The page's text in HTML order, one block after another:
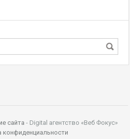
сайта - Digital агентство «Веб Фокус»
конфиденциальности